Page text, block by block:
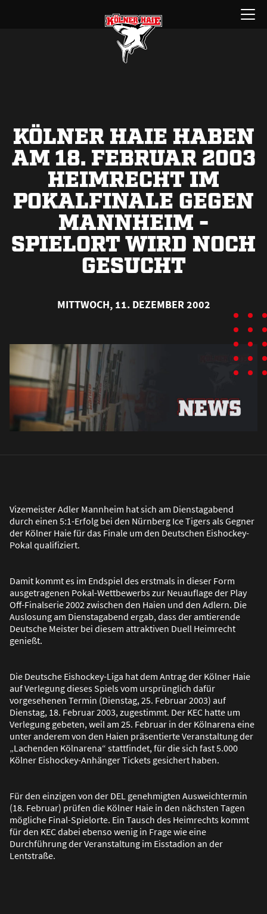
Menü
öffnen
KÖLNER HAIE HABEN
AM 18. FEBRUAR 2003
HEIMRECHT IM
POKALFINALE GEGEN
MANNHEIM -
SPIELORT WIRD NOCH
GESUCHT
MITTWOCH, 11. DEZEMBER 2002
Vizemeister Adler Mannheim hat sich am Dienstagabend
durch einen 5:1-Erfolg bei den Nürnberg Ice Tigers als Gegner
der Kölner Haie für das Finale um den Deutschen Eishockey-
Pokal qualifiziert.
Damit kommt es im Endspiel des erstmals in dieser Form
ausgetragenen Pokal-Wettbewerbs zur Neuauflage der Play
Off-Finalserie 2002 zwischen den Haien und den Adlern. Die
Auslosung am Dienstagabend ergab, dass der amtierende
Deutsche Meister bei diesem attraktiven Duell Heimrecht
genießt.
Die Deutsche Eishockey-Liga hat dem Antrag der Kölner Haie
auf Verlegung dieses Spiels vom ursprünglich dafür
vorgesehenen Termin (Dienstag, 25. Februar 2003) auf
Dienstag, 18. Februar 2003, zugestimmt. Der KEC hatte um
Verlegung gebeten, weil am 25. Februar in der Kölnarena eine
unter anderem von den Haien präsentierte Veranstaltung der
„Lachenden Kölnarena“ stattfindet, für die sich fast 5.000
Kölner Eishockey-Anhänger Tickets gesichert haben.
Für den einzigen von der DEL genehmigten Ausweichtermin
(18. Februar) prüfen die Kölner Haie in den nächsten Tagen
mögliche Final-Spielorte. Ein Tausch des Heimrechts kommt
für den KEC dabei ebenso wenig in Frage wie eine
Durchführung der Veranstaltung im Eisstadion an der
Lentstraße.